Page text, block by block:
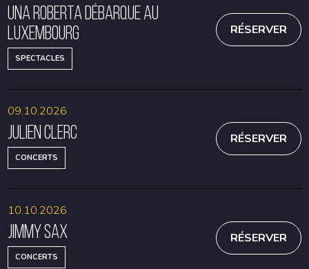
Una Roberta débarque au
Luxembourg
SPECTACLES
RÉSERVER
Julien Clerc
CONCERTS
09.10.2026
RÉSERVER
Jimmy Sax
CONCERTS
10.10.2026
RÉSERVER